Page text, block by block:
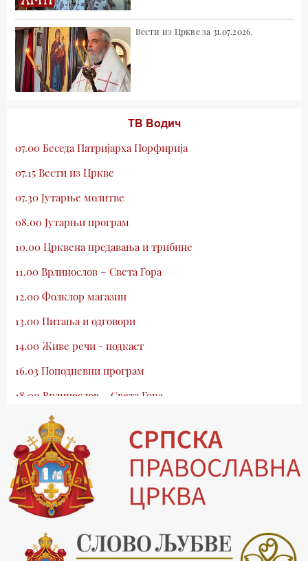
Вести из Цркве за 31.07.2026.
ТВ Водич
07.00 Беседа Патријарха Порфирија
07.15 Вести из Цркве
07.30 Јутарње молитве
08.00 Јутарњи програм
10.00 Црквена предавања и трибине
11.00 Врлинослов – Света Гора
12.00 Фолклор магазин
13.00 Питања и одговори
14.00 Живе речи - подкаст
16.03 Поподневни програм
18.00 Врлинослов – Света Гора
19.03 Атлас памћења
19.30 Вечерње молитве
20.00 Вести из Цркве
20.15 Реч архијереја
20.30 Млади у Цркви
21.03 Гугл пита